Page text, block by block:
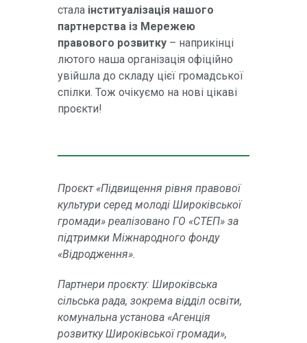
стала інституалізація нашого
партнерства із Мережею
правового розвитку – наприкінці
лютого наша організація офіційно
увійшла до складу цієї громадської
спілки. Тож очікуємо на нові цікаві
проєкти!
Проєкт «Підвищення рівня правової
культури серед молоді Широківської
громади» реалізовано ГО «СТЕП» за
підтримки Міжнародного фонду
«Відродження».
Партнери проєкту: Широківська
сільська рада, зокрема відділ освіти,
комунальна установа «Агенція
розвитку Широківської громади»,